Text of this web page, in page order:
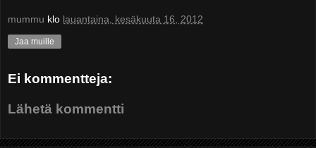
mummu klo lauantaina, kesäkuuta 16, 2012
Jaa muille
Ei kommentteja:
Lähetä kommentti